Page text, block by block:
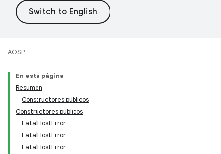
AOSP
En esta página
Resumen
Constructores públicos
Constructores públicos
FatalHostError
FatalHostError
FatalHostError